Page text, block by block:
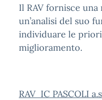
Il RAV fornisce
un’analisi del suo
individuare le
miglioramento.
RAV IC PASCOLI